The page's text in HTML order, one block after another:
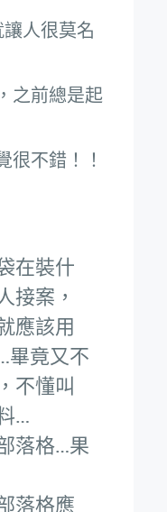
人很莫名
之前總是起
很不錯！！
在裝什
接案，
應該用
畢竟又不
不懂叫
…
落格…果
落格應